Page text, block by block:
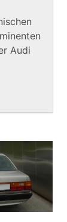
Audi